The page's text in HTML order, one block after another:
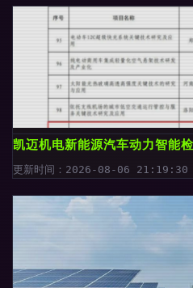
凯迈机电新能源汽车动力智能
更新时间：2026-08-06 21:19:30